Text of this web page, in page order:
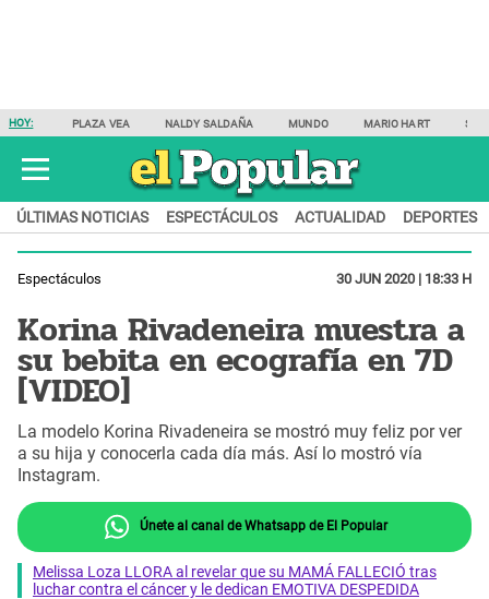
HOY: PLAZA VEA NALDY SALDAÑA MUNDO MARIO HART
ÚLTIMAS NOTICIAS ESPECTÁCULOS ACTUALIDAD DEPORTES
Espectáculos 30 JUN 2020 | 18:33 H
Korina Rivadeneira muestra a
su bebita en ecografía en 7D
[VIDEO]
La modelo Korina Rivadeneira se mostró muy feliz por ver
a su hija y conocerla cada día más. Así lo mostró vía
Instagram.
Únete al canal de Whatsapp de El Popular
Melissa Loza LLORA al revelar que su MAMÁ FALLECIÓ tras
luchar contra el cáncer y le dedican EMOTIVA DESPEDIDA